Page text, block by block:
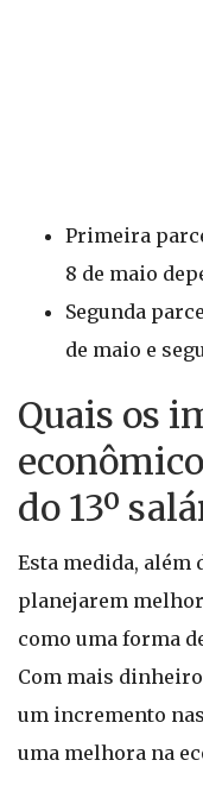
Primeira
8 de maio
Segunda
de maio e
Quais os
do 13º
Esta medida, além
planejarem
como uma forma
Com mais
um incremento
uma melhora na